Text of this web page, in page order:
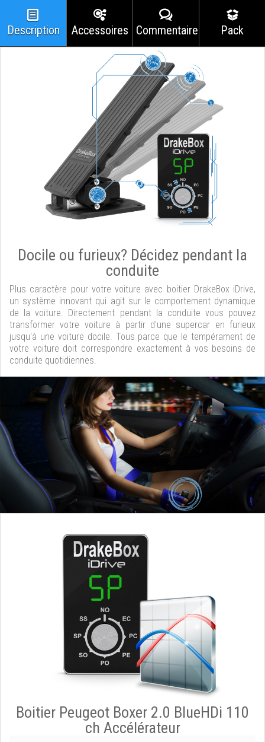
Description Accessoires Commentaires Pack
Docile ou furieux? Décidez pendant la
conduite
Plus caractère pour votre voiture avec boitier DrakeBox iDrive,
un système innovant qui agit sur le comportement dynamique
de la voiture. Directement pendant la conduite vous pouvez
transformer votre voiture à partir d'une supercar en furieux
jusqu'à une voiture docile. Tous parce que le tempérament de
votre voiture doit correspondre exactement à vos besoins de
conduite quotidiennes.
Boitier Peugeot Boxer 2.0 BlueHDi 110
ch Accélérateur